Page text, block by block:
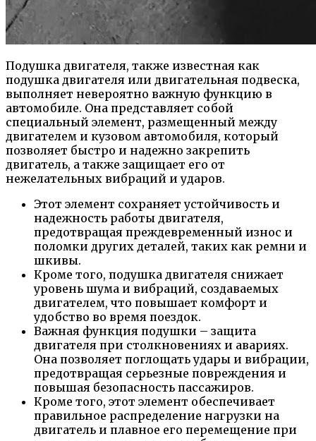
Подушка двигателя, также известная как
подушка двигателя или двигательная подвеска,
выполняет невероятно важную функцию в
автомобиле. Она представляет собой
специальный элемент, размещенный между
двигателем и кузовом автомобиля, который
позволяет быстро и надежно закрепить
двигатель, а также защищает его от
нежелательных вибраций и ударов.
Этот элемент сохраняет устойчивость и
надежность работы двигателя,
предотвращая преждевременный износ и
поломки других деталей, таких как ремни и
шкивы.
Кроме того, подушка двигателя снижает
уровень шума и вибраций, создаваемых
двигателем, что повышает комфорт и
удобство во время поездок.
Важная функция подушки – защита
двигателя при столкновениях и авариях.
Она позволяет поглощать удары и вибрации,
предотвращая серьезные повреждения и
повышая безопасность пассажиров.
Кроме того, этот элемент обеспечивает
правильное распределение нагрузки на
двигатель и плавное его перемещение при